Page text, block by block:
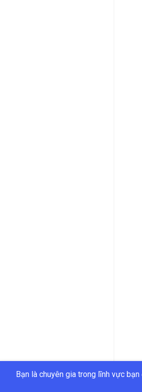
Bạn là chuyên gia trong lĩnh vực